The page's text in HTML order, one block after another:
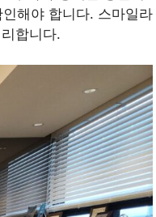
해야 합니다. 스마일라
합니다.